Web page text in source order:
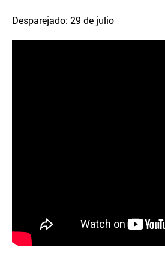
Desparejado: 29 de julio